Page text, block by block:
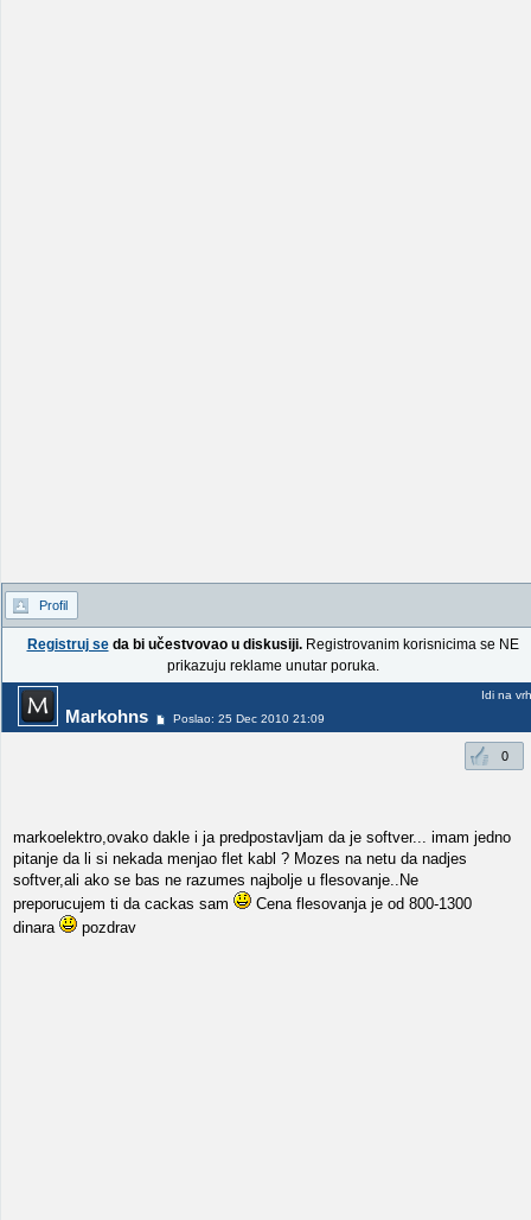
Profil
Registruj seda bi učestvovao u diskusiji.Registrovanim korisnicima se NE
prikazuju reklame unutar poruka.
Markohns Poslao: 25 Dec 2010 21:09
Idi na vrh
0
markoelektro,ovako dakle i ja predpostavljam da je softver... imam jedno
pitanje da li si nekada menjao flet kabl ? Mozes na netu da nadjes
softver,ali ako se bas ne razumes najbolje u flesovanje..Ne
preporucujem ti da cackas sam
Cena flesovanja je od 800-1300
dinara
pozdrav